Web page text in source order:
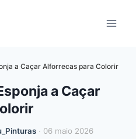
a Caçar Alforrecas para Colorir
a Caçar
· 06 maio 2026